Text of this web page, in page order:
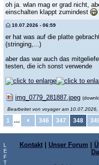
oh ja. wlan mag er grad nicht,
einschalten klappt zumindest
10.07.2026 - 06:59
er hat was auf die platte
(stringing,...)
aber das war auch das
testen, die ich sonst verwende
img_0779_281887.jpeg
Bearbeitet von voyager am 10.07.2026,
1 … 346 347 348
L
E
F
T
Kontakt| Unser Forum